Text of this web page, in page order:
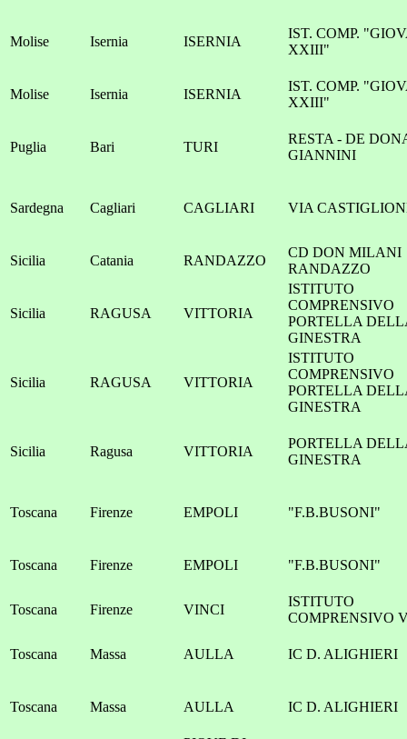
Molise Isernia ISERNIA
IST. COMP.
XXIII"
Molise Isernia ISERNIA
IST. COMP.
XXIII"
Puglia Bari TURI
RESTA - DE
GIANNINI
Sardegna Cagliari CAGLIARI VIA
Sicilia Catania RANDAZZO
CD DON MILANI
RANDAZZO
Sicilia RAGUSA VITTORIA
ISTITUTO
COMPRENSIVO
PORTELLA
GINESTRA
Sicilia RAGUSA VITTORIA
ISTITUTO
COMPRENSIVO
PORTELLA
GINESTRA
Sicilia Ragusa VITTORIA
PORTELLA
GINESTRA
Toscana Firenze EMPOLI "F.B.BUSONI"
Toscana Firenze EMPOLI "F.B.BUSONI"
Toscana Firenze VINCI
ISTITUTO
COMPRENSIVO
Toscana Massa AULLA IC D. ALIGHIERI
Toscana Massa AULLA IC D. ALIGHIERI